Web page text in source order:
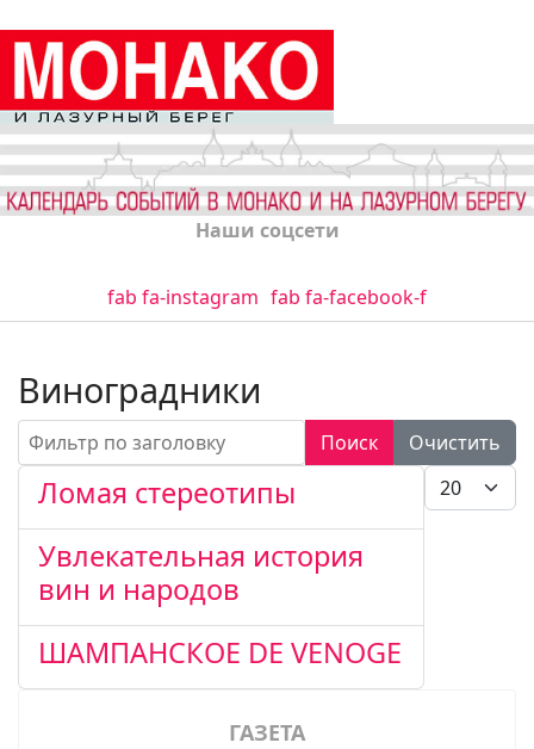
Наши соцсети
fab fa-instagram fab fa-facebook-f
Виноградники
Фильтр по заголовку Поиск
Очистить
Кол-во
Ломая стереотипы
Увлекательная история
вин и народов
ШАМПАНСКОЕ DE VENOGE
ГАЗЕТА